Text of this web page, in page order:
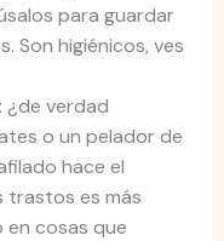
para guardar
Son higiénicos, ves
¿de verdad
o un pelador de
hace el
trastos es más
cosas que